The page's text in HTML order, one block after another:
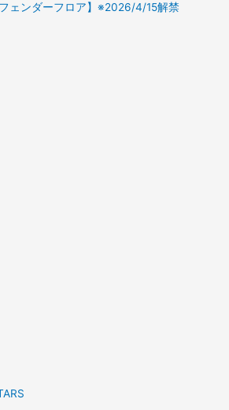
ェンダーフロア】※2026/4/15解禁